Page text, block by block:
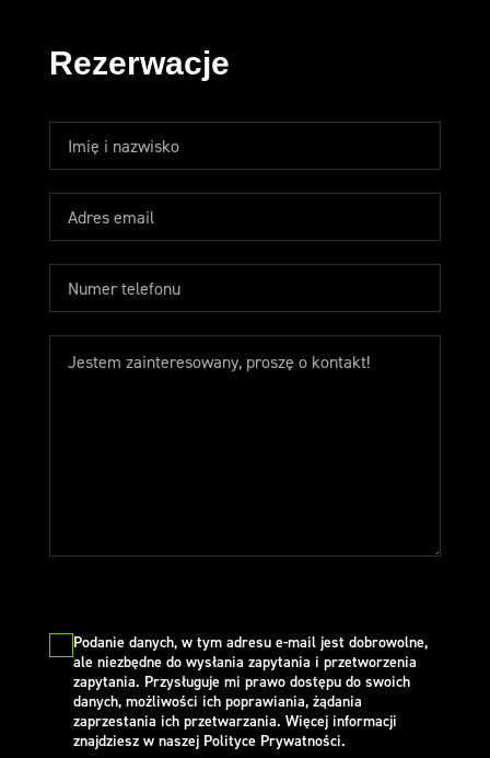
Rezerwacje
Podanie danych, w tym adresu e-mail jest dobrowolne,
ale niezbędne do wysłania zapytania i przetworzenia
zapytania. Przysługuje mi prawo dostępu do swoich
danych, możliwości ich poprawiania, żądania
zaprzestania ich przetwarzania. Więcej informacji
znajdziesz w naszej Polityce Prywatności.